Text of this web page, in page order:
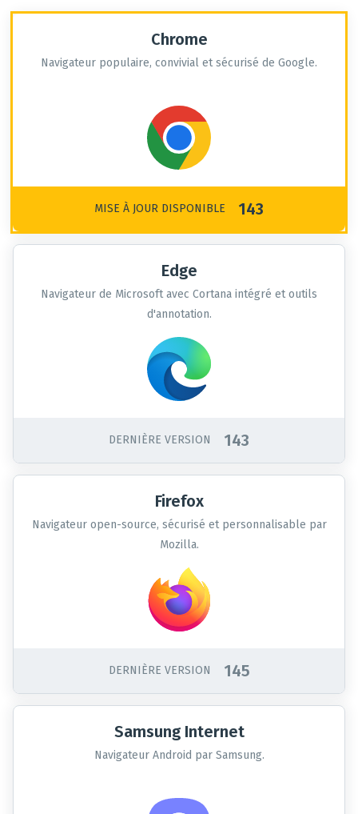
Chrome
Navigateur populaire, convivial et sécurisé de Google.
MISE À JOUR DISPONIBLE 143
Edge
Navigateur de Microsoft avec Cortana intégré et outils
d'annotation.
DERNIÈRE VERSION 143
Firefox
Navigateur open-source, sécurisé et personnalisable par
Mozilla.
DERNIÈRE VERSION 145
Samsung Internet
Navigateur Android par Samsung.